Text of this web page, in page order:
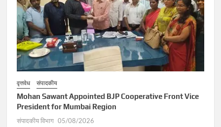
वृत्तवेध संपादकीय
Mohan Sawant Appointed BJP Cooperative Front Vice
President for Mumbai Region
संपादकीय विभाग 05/08/2026